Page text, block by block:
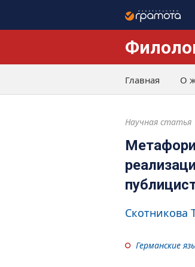
Главная О
Научная статья
Скотникова
Германские